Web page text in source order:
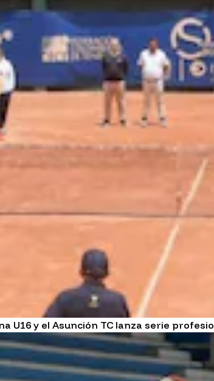
U16 y el Asunción TC lanza serie